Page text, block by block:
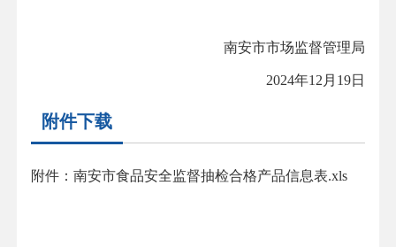
南安市市场监督管理局
2024年12月19日
附件下载
附件：南安市食品安全监督抽检合格产品信息表.xls